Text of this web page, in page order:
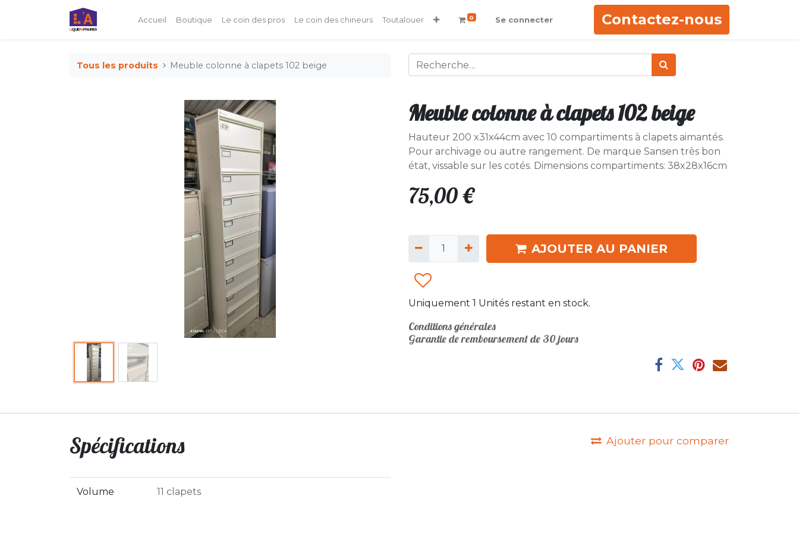
Accueil Boutique Le coin des pros Le coin des chineurs Toutalouer 0 Se connecter Contactez-nous
Tous les produits Meuble colonne à clapets 102 beige
Meuble colonne à clapets 102 beige
Hauteur 200 x31x44cm avec 10 compartiments à clapets aimantés.
Pour archivage ou autre rangement. De marque Sansen très bon
état, vissable sur les cotés. Dimensions compartiments: 38x28x16cm
75,00€
AJOUTER AU PANIER
Uniquement 1 Unités restant en stock.
Conditions générales
Garantie de remboursement de 30 jours
Spécifications Ajouter pour comparer
Volume 11 clapets